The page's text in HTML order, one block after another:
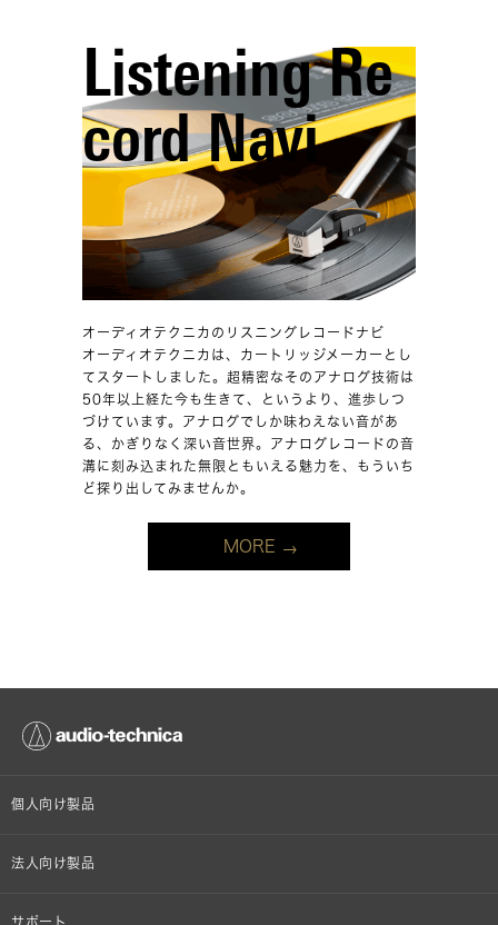
Listening Re
cord Navi
オーディオテクニカのリスニングレコードナビ
オーディオテクニカは、カートリッジメーカーとし
てスタートしました。超精密なそのアナログ技術は
50年以上経た今も生きて、というより、進歩しつ
づけています。アナログでしか味わえない音があ
る、かぎりなく深い音世界。アナログレコードの音
溝に刻み込まれた無限ともいえる魅力を、もういち
ど探り出してみませんか。
MORE
個人向け製品
オンラインストア限定
法人向け製品
設備音響機器